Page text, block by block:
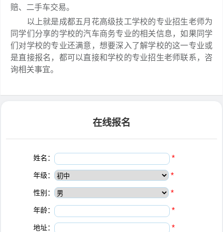
赔、二手车交易。
以上就是成都五月花高级技工学校的专业招生老师为
同学们分享的学校的汽车商务专业的相关信息，如果同学
们对学校的专业还满意，想要深入了解学校的这一专业或
是直接报名，都可以直接和学校的专业招生老师联系，咨
询相关事宜。
在线报名
姓名： *
年级： *
性别： *
年龄： *
地址： *